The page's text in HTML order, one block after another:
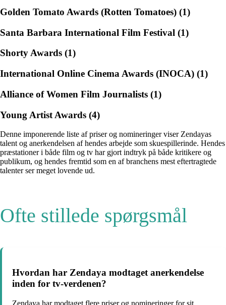
Golden Tomato Awards (Rotten Tomatoes) (1)
Santa Barbara International Film Festival (1)
Shorty Awards (1)
International Online Cinema Awards (INOCA) (1)
Alliance of Women Film Journalists (1)
Young Artist Awards (4)
Denne imponerende liste af priser og nomineringer viser Zendayas
talent og anerkendelsen af hendes arbejde som skuespillerinde. Hendes
præstationer i både film og tv har gjort indtryk på både kritikere og
publikum, og hendes fremtid som en af branchens mest eftertragtede
talenter ser meget lovende ud.
Ofte stillede spørgsmål
Hvordan har Zendaya modtaget anerkendelse
inden for tv-verdenen?
Zendaya har modtaget flere priser og nomineringer for sit